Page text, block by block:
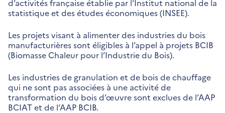
d’activités française établie par l’Institut national de la
statistique et des études économiques (INSEE).
Les projets visant à alimenter des industries du bois
manufacturières sont éligibles à l’appel à projets BCIB
(Biomasse Chaleur pour l’Industrie du Bois).
Les industries de granulation et de bois de chauffage
qui ne sont pas associées à une activité de
transformation du bois d’œuvre sont exclues de l’AAP
BCIAT et de l’AAP BCIB.